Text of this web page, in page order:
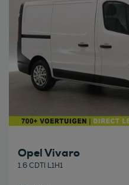
Opel Vivaro
1.6 CDTI L1H1